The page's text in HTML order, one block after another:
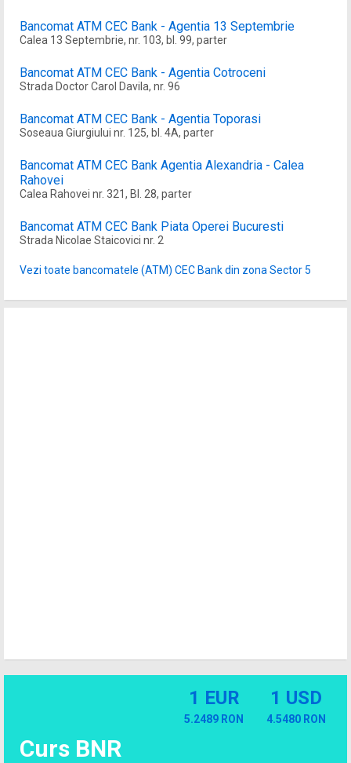
Bancomat ATM CEC Bank - Agentia 13 Septembrie
Calea 13 Septembrie, nr. 103, bl. 99, parter
Bancomat ATM CEC Bank - Agentia Cotroceni
Strada Doctor Carol Davila, nr. 96
Bancomat ATM CEC Bank - Agentia Toporasi
Soseaua Giurgiului nr. 125, bl. 4A, parter
Bancomat ATM CEC Bank Agentia Alexandria - Calea
Rahovei
Calea Rahovei nr. 321, Bl. 28, parter
Bancomat ATM CEC Bank Piata Operei Bucuresti
Strada Nicolae Staicovici nr. 2
Vezi toate bancomatele (ATM) CEC Bank din zona Sector 5
Curs BNR
1 EUR
5.2489 RON
1 USD
4.5480 RON